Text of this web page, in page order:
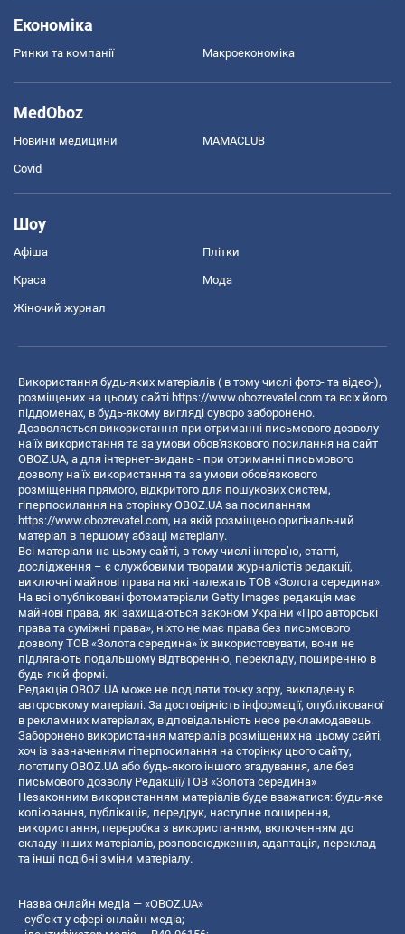
Економіка
Ринки та компанії Макроекономіка
MedOboz
Новини медицини MAMACLUB
Covid
Шоу
Афіша Плітки
Краса Мода
Жіночий журнал
Використання будь-яких матеріалів ( в тому числі фото- та відео-),
розміщених на цьому сайті https://www.obozrevatel.com та всіх його
піддоменах, в будь-якому вигляді суворо заборонено.
Дозволяється використання при отриманні письмового дозволу
на їх використання та за умови обов'язкового посилання на сайт
OBOZ.UA, а для інтернет-видань - при отриманні письмового
дозволу на їх використання та за умови обов'язкового
розміщення прямого, відкритого для пошукових систем,
гіперпосилання на сторінку OBOZ.UA за посиланням
https://www.obozrevatel.com, на якій розміщено оригінальний
матеріал в першому абзаці матеріалу.
Всі матеріали на цьому сайті, в тому числі інтерв’ю, статті,
дослідження – є службовими творами журналістів редакції,
виключні майнові права на які належать ТОВ «Золота середина».
На всі опубліковані фотоматеріали Getty Images редакція має
майнові права, які захищаються законом України «Про авторські
права та суміжні права», ніхто не має права без письмового
дозволу ТОВ «Золота середина» їх використовувати, вони не
підлягають подальшому відтворенню, перекладу, поширенню в
будь-якій формі.
Редакція OBOZ.UA може не поділяти точку зору, викладену в
авторському матеріалі. За достовірність інформації, опублікованої
в рекламних матеріалах, відповідальність несе рекламодавець.
Заборонено використання матеріалів розміщених на цьому сайті,
хоч із зазначенням гіперпосилання на сторінку цього сайту,
логотипу OBOZ.UA або будь-якого іншого згадування, але без
письмового дозволу Редакції/ТОВ «Золота середина»
Незаконним використанням матеріалів буде вважатися: будь-яке
копiювання, публiкацiя, передрук, наступне поширення,
використання, переробка з використанням, включенням до
складу інших матеріалів, розповсюдження, адаптація, переклад
та інші подібні зміни матеріалу.
Назва онлайн медіа — «OBOZ.UA»
- суб'єкт у сфері онлайн медіа;